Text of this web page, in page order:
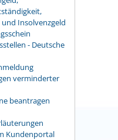
Insolvenzgeld
- Deutsche
verminderter
beantragen
Kundenportal